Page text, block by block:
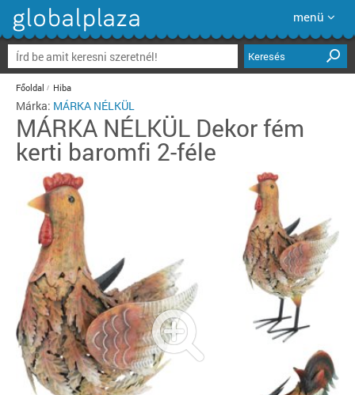
menü
Keresés
Főoldal Hiba
Márka: MÁRKA NÉLKÜL
MÁRKA NÉLKÜL Dekor fém
kerti baromfi 2-féle